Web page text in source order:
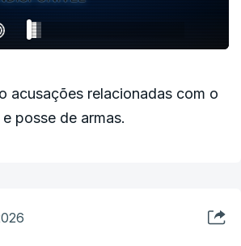
acusações relacionadas com o
posse de armas.